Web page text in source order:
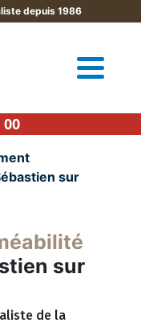
depuis 1986
00
sur
sur
de la